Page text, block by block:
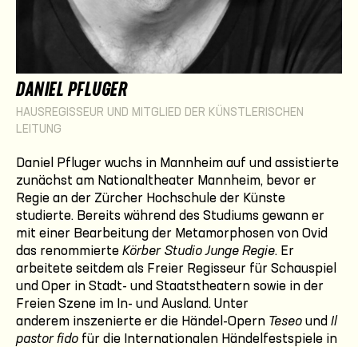
DANIEL PFLUGER
HAUSREGISSEUR UND MITGLIED DER KÜNSTLERISCHEN
LEITUNG
Daniel Pfluger wuchs in Mannheim auf und assistierte
zunächst am Nationaltheater Mannheim, bevor er
Regie an der Zürcher Hochschule der Künste
studierte. Bereits während des Studiums gewann er
mit einer Bearbeitung der Metamorphosen von Ovid
das renommierte Körber Studio Junge Regie. Er
arbeitete seitdem als Freier Regisseur für Schauspiel
und Oper in Stadt- und Staatstheatern sowie in der
Freien Szene im In- und Ausland. Unter
anderem inszenierte er die Händel-Opern Teseo und Il
pastor fido für die Internationalen Händelfestspiele in